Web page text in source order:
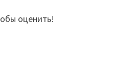
оценить!